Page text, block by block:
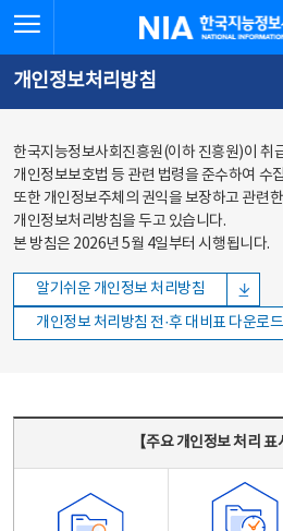
바로가기
바로가기
한국지능정보사회진흥
개인정보처리방침
한국지능정보사회진흥원(이하 진흥원)이 취
개인정보보호법 등 관련 법령을 준수하여 수
또한 개인정보주체의 권익을 보장하고 관련
개인정보처리방침을 두고 있습니다.
본 방침은 2026년 5월 4일부터 시행됩니다.
알기쉬운 개인정보 처리방침
개인정보 처리방침 전·후 대비표 다운로드
【주요 개인정보 처리 표